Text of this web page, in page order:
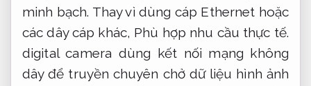
minh bạch. Thay vì dùng cáp Ethernet hoặc
các dây cáp khác, Phù hợp nhu cầu thực tế.
digital camera dùng kết nối mạng không
dây để truyền chuyên chở dữ liệu hình ảnh